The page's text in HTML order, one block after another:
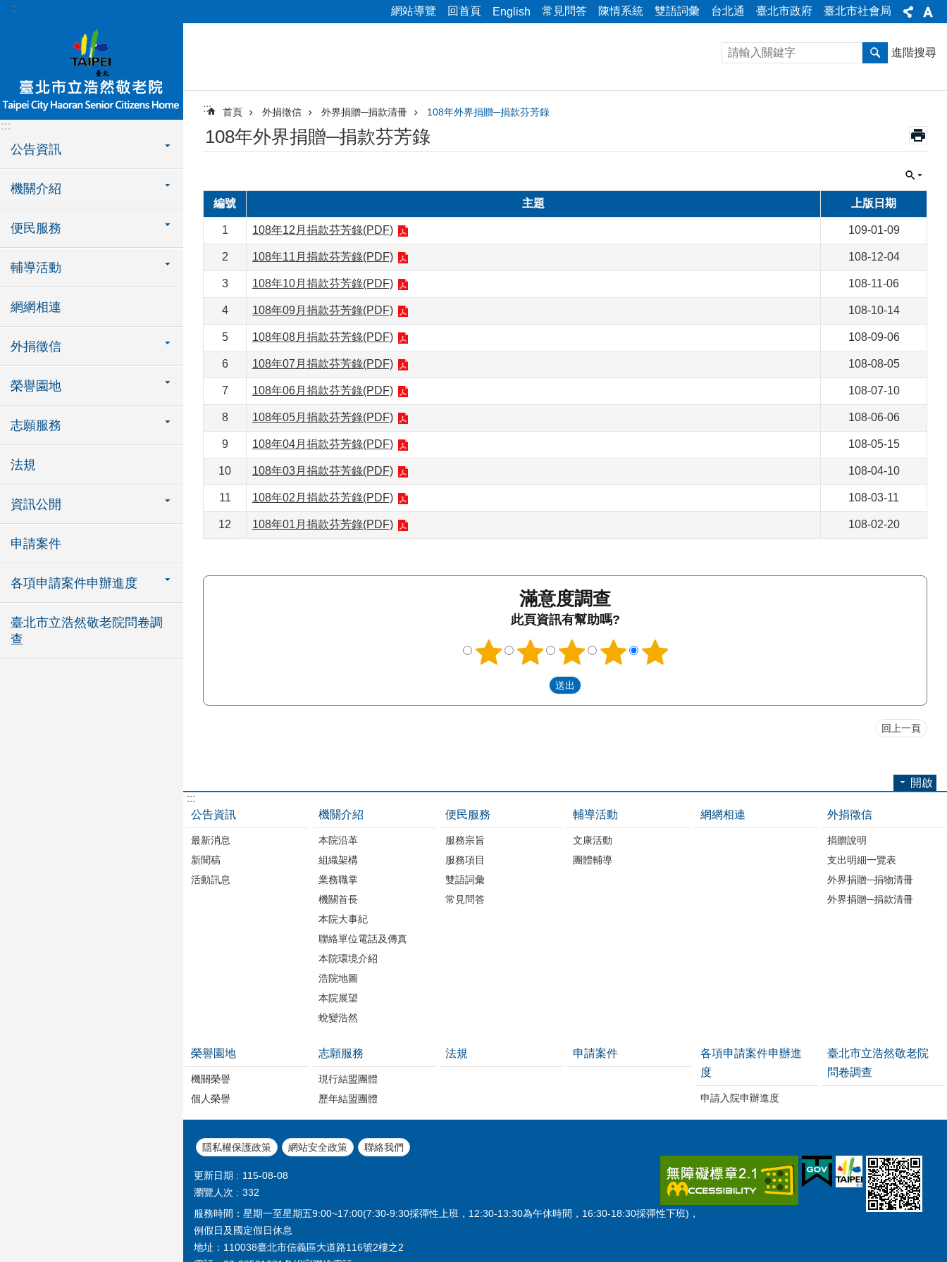
跳到主要內容區塊
::: 網站導覽 回首頁 English 常見問答 陳情系統 雙語詞彙 台北通 臺北市政府 臺北市社會局
:::
公告資訊
機關介紹
便民服務
輔導活動
網網相連
外捐徵信
榮譽園地
志願服務
法規
資訊公開
申請案件
各項申請案件申辦進度
臺北市立浩然敬老院問卷調
查
進階搜尋
::: 首頁 外捐徵信 外界捐贈─捐款清冊 108年外界捐贈─捐款芬芳錄
108年外界捐贈─捐款芬芳錄
編號 主題 上版日期
1 108年12月捐款芬芳錄(PDF) 109-01-09
2 108年11月捐款芬芳錄(PDF) 108-12-04
3 108年10月捐款芬芳錄(PDF) 108-11-06
4 108年09月捐款芬芳錄(PDF) 108-10-14
5 108年08月捐款芬芳錄(PDF) 108-09-06
6 108年07月捐款芬芳錄(PDF) 108-08-05
7 108年06月捐款芬芳錄(PDF) 108-07-10
8 108年05月捐款芬芳錄(PDF) 108-06-06
9 108年04月捐款芬芳錄(PDF) 108-05-15
10 108年03月捐款芬芳錄(PDF) 108-04-10
11 108年02月捐款芬芳錄(PDF) 108-03-11
12 108年01月捐款芬芳錄(PDF) 108-02-20
滿意度調查
此頁資訊有幫助嗎?
回上一頁
開啟
:::
公告資訊
最新消息
新聞稿
活動訊息
機關介紹
本院沿革
組織架構
業務職掌
機關首長
本院大事紀
聯絡單位電話及傳真
本院環境介紹
浩院地圖
本院展望
蛻變浩然
便民服務
服務宗旨
服務項目
雙語詞彙
常見問答
輔導活動
文康活動
團體輔導
網網相連 外捐徵信
捐贈說明
支出明細一覽表
外界捐贈─捐物清冊
外界捐贈─捐款清冊
榮譽園地
機關榮譽
個人榮譽
志願服務
現行結盟團體
歷年結盟團體
法規 申請案件
各項申請案件申辦進
度
申請入院申辦進度
臺北市立浩然敬老院
問卷調查
隱私權保護政策 網站安全政策 聯絡我們
更新日期
115-08-08
瀏覽人次
332
服務時間：星期一至星期五9:00~17:00(7:30-9:30採彈性上班，12:30-13:30為午休時間，16:30-18:30採彈性下班)，
例假日及國定假日休息
地址：110038臺北市信義區大道路116號2樓之2